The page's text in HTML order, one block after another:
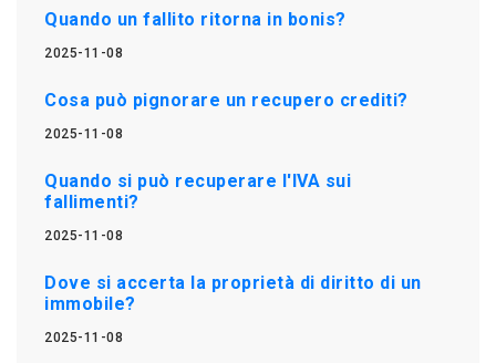
Quando un fallito ritorna in bonis?
2025-11-08
Cosa può pignorare un recupero crediti?
2025-11-08
Quando si può recuperare l'IVA sui
fallimenti?
2025-11-08
Dove si accerta la proprietà di diritto di un
immobile?
2025-11-08